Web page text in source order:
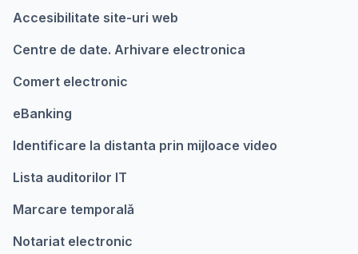
Accesibilitate site-uri web
Centre de date. Arhivare electronica
Comert electronic
eBanking
Identificare la distanta prin mijloace video
Lista auditorilor IT
Marcare temporalǎ
Notariat electronic